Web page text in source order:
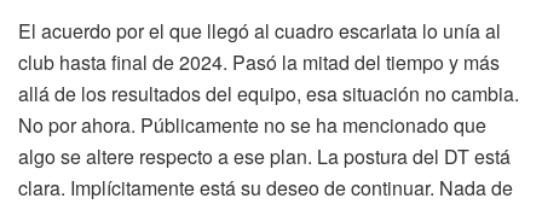
El acuerdo por el que llegó al cuadro escarlata lo unía al
club hasta final de 2024. Pasó la mitad del tiempo y más
allá de los resultados del equipo, esa situación no cambia.
No por ahora. Públicamente no se ha mencionado que
algo se altere respecto a ese plan. La postura del DT está
clara. Implícitamente está su deseo de continuar. Nada de